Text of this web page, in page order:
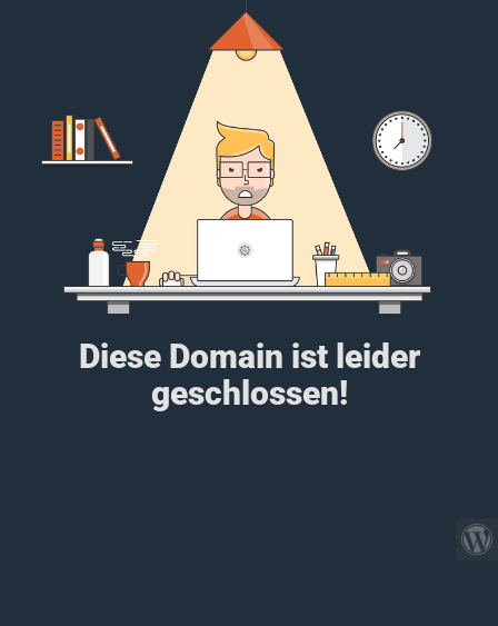
Diese Domain ist leider
geschlossen!